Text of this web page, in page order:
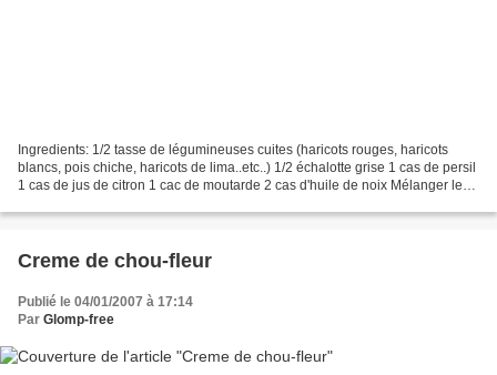
Ingredients: 1/2 tasse de légumineuses cuites (haricots rouges, haricots
blancs, pois chiche, haricots de lima..etc..) 1/2 échalotte grise 1 cas de persil
1 cas de jus de citron 1 cac de moutarde 2 cas d'huile de noix Mélanger les
Creme de chou-fleur
Publié le 04/01/2007 à 17:14
Par Glomp-free